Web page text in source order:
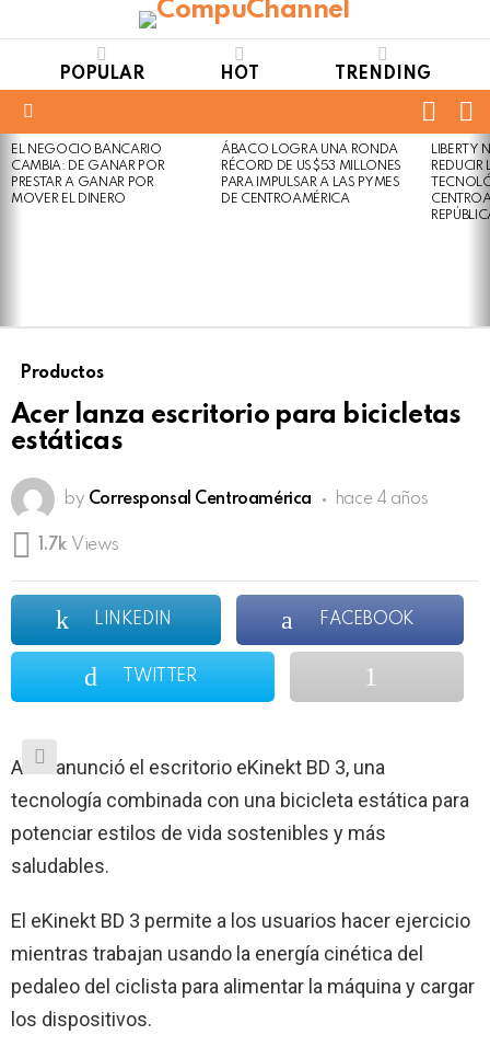
POPULAR HOT TRENDING
LATEST
STORIES
EL NEGOCIO BANCARIO
CAMBIA: DE GANAR POR
PRESTAR A GANAR POR
MOVER EL DINERO
Not
Safe
For
Click
to
view
ÁBACO LOGRA UNA RONDA
RÉCORD DE US$53 MILLONES
PARA IMPULSAR A LAS PYMES
DE CENTROAMÉRICA
LIBERTY
REDUCIR
Productos
Acer lanza escritorio para bicicletas
estáticas
by Corresponsal Centroamérica hace 4 años
1.7k Views
LINKEDIN FACEBOOK
TWITTER
Acer anunció el escritorio eKinekt BD 3, una
tecnología combinada con una bicicleta estática para
potenciar estilos de vida sostenibles y más
saludables.
El eKinekt BD 3 permite a los usuarios hacer ejercicio
mientras trabajan usando la energía cinética del
pedaleo del ciclista para alimentar la máquina y cargar
los dispositivos.